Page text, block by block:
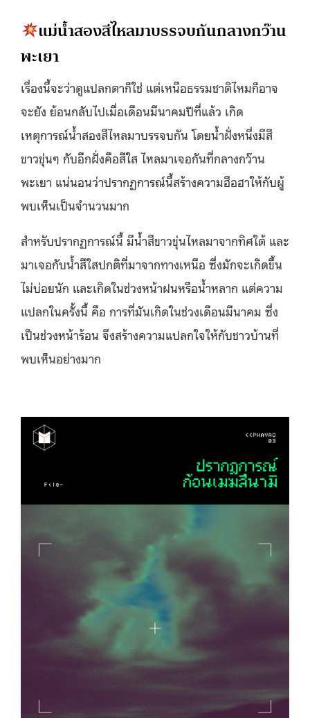
แม่น้ำสองสีไหลมาบรรจบกันกลางกว๊าน
พะเยา
เรื่องนี้จะว่าดูแปลกตาก็ใช่ แต่เหนือธรรมชาติไหมก็อาจ
จะยัง ย้อนกลับไปเมื่อเดือนมีนาคมปีที่แล้ว เกิด
เหตุการณ์น้ำสองสีไหลมาบรรจบกัน โดยน้ำฝั่งหนึ่งมีสี
ขาวขุ่นๆ กับอีกฝั่งคือสีใส ไหลมาเจอกันที่กลางกว๊าน
พะเยา แน่นอนว่าปรากฏการณ์นี้สร้างความฮือฮาให้กับผู้
พบเห็นเป็นจำนวนมาก
สำหรับปรากฏการณ์นี้ มีน้ำสีขาวขุ่นไหลมาจากทิศใต้ และ
มาเจอกับน้ำสีใสปกติที่มาจากทางเหนือ ซึ่งมักจะเกิดขึ้น
ไม่บ่อยนัก และเกิดในช่วงหน้าฝนหรือน้ำหลาก แต่ความ
แปลกในครั้งนี้ คือ การที่มันเกิดในช่วงเดือนมีนาคม ซึ่ง
เป็นช่วงหน้าร้อน จึงสร้างความแปลกใจให้กับชาวบ้านที่
พบเห็นอย่างมาก